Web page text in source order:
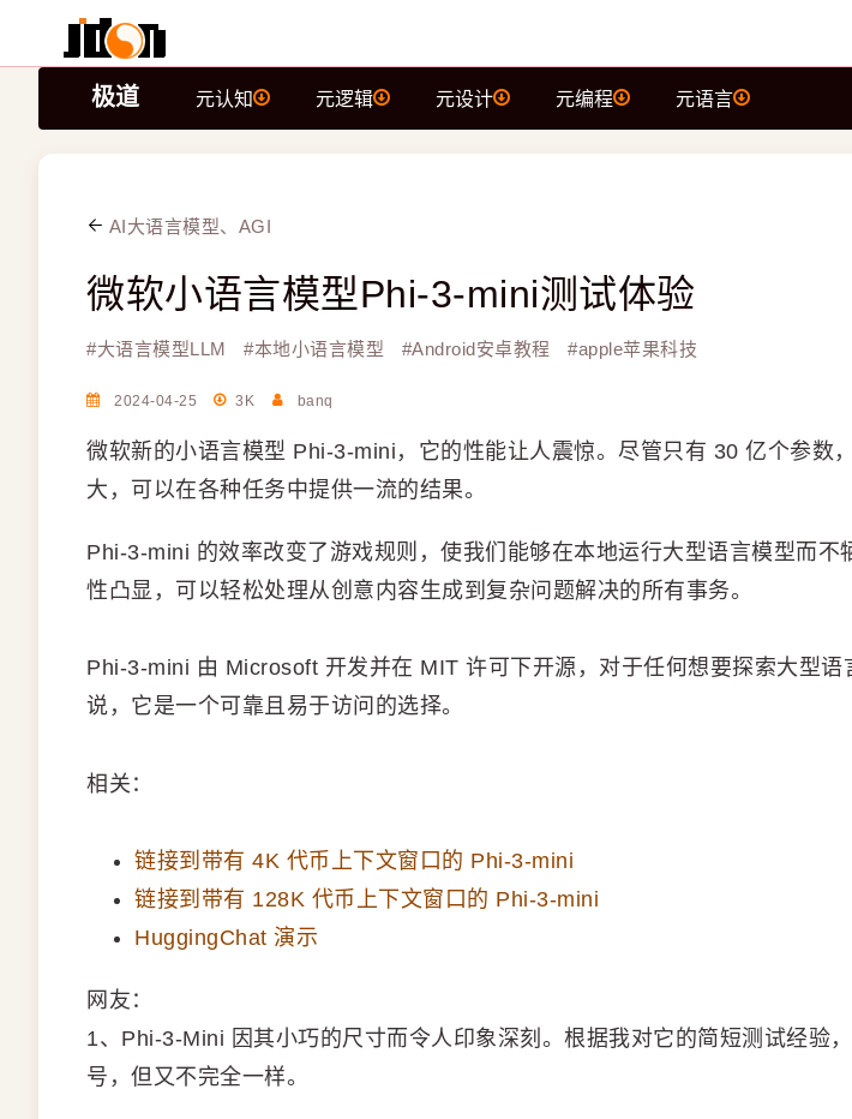
极道 元认知 元逻辑 元设计 元编程 元语言
AI大语言模型、AGI
微软小语言模型Phi-3-mini测试体验
#大语言模型LLM #本地小语言模型 #Android安卓教程 #apple苹果科技
2024-04-25 3K banq
微软新的小语言模型 Phi-3-mini，它的性能让人震惊。尽管只有 30 亿个参数
大，可以在各种任务中提供一流的结果。
Phi-3-mini 的效率改变了游戏规则，使我们能够在本地运行大型语言模型而不
性凸显，可以轻松处理从创意内容生成到复杂问题解决的所有事务。
Phi-3-mini 由 Microsoft 开发并在 MIT 许可下开源，对于任何想要探索大型语
说，它是一个可靠且易于访问的选择。
相关：
链接到带有 4K 代币上下文窗口的 Phi-3-mini
链接到带有 128K 代币上下文窗口的 Phi-3-mini
HuggingChat 演示
网友：
1、Phi-3-Mini 因其小巧的尺寸而令人印象深刻。根据我对它的简短测试经验
号，但又不完全一样。